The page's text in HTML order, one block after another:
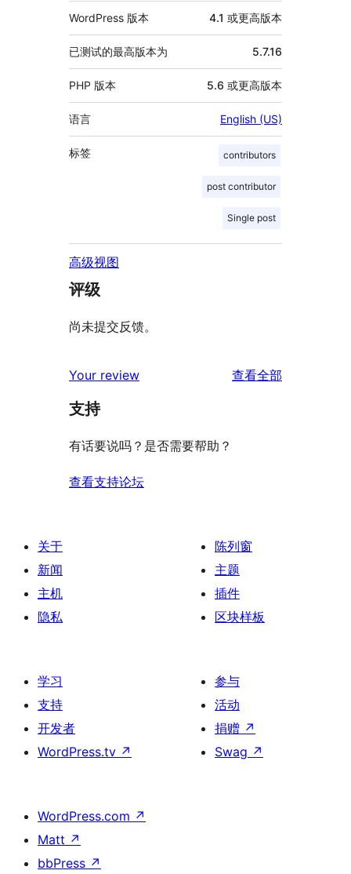
WordPress 版本 4.1 或更高版本
已测试的最高版本为 5.7.16
PHP 版本 5.6 或更高版本
语言 English (US)
标签 contributors
post contributor
Single post
高级视图
评级
尚未提交反馈。
Your review 查看全部
支持
有话要说吗？是否需要帮助？
查看支持论坛
关于
新闻
主机
隐私
陈列窗
主题
插件
区块样板
学习
支持
开发者
WordPress.tv ↗
参与
活动
捐赠 ↗
Swag ↗
WordPress.com ↗
Matt ↗
bbPress ↗